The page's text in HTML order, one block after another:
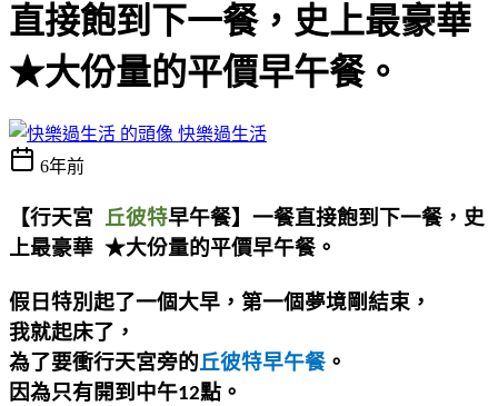
直接飽到下一餐，史上最豪華
★大份量的平價早午餐。
快樂過生活
6年前
【行天宮 丘彼特早午餐】一餐直接飽到下一餐，史
上最豪華 ★大份量的平價早午餐。
假日特別起了一個大早，第一個夢境剛結束，
我就起床了，
為了要衝行天宮旁的丘彼特早午餐 。
因為只有開到中午12點。